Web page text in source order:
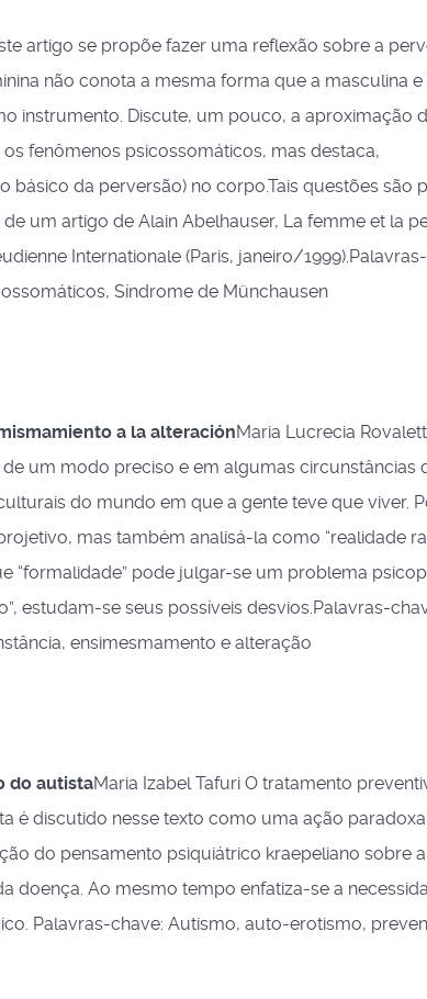
artigo se propõe fazer uma reflexão sobre a
não conota a mesma forma que a masculina
instrumento. Discute, um pouco, a aproximação
fenômenos psicossomáticos, mas destaca,
da perversão) no corpo.Tais questões são
um artigo de Alain Abelhauser, La femme et la
Internationale (Paris, janeiro/
Síndrome de Münchausen
a la alteraciónMaria Lucrecia
um modo preciso e em algumas circunstâncias
do mundo em que a gente teve que viver.
mas também analisá-la como “realidade
“formalidade” pode julgar-se um problema
estudam-se seus possíveis desvios.Palavras-
ensimesmamento e alteração
do autistaMaria Izabel Tafuri O tratamento
é discutido nesse texto como uma ação
do pensamento psiquiátrico kraepeliano sobre
doença. Ao mesmo tempo enfatiza-se a
Palavras-chave: Autismo, auto-erotismo,